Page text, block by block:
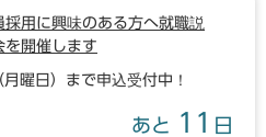
採用に興味のある方へ就職説
を開催します
曜日）まで申込受付中！
あと 11 日